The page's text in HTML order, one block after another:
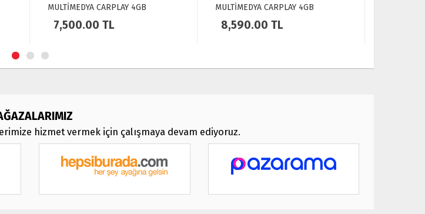
MULTİMEDYA CARPLAY 4GB
RAM+64GB HDD 2012-2015
NAVİGASYON EKRAN
8,590.00 TL
MULTİMEDYA CARPLAY 4GB
RAM+64GB HDD 2014-2017
NAVİGASYON EKRAN
5,890.00 TL
hizmet vermek için çalışmaya devam ediyoruz.